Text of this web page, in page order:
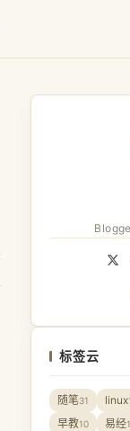
标签云
随笔31 linux
早教10 易经